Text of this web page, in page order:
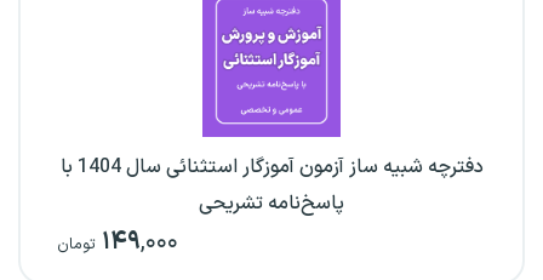
دفترچه شبیه ساز آزمون آموزگار استثنائی سال 1404 با
پاسخ‌نامه تشریحی
۱۴۹,۰۰۰ تومان